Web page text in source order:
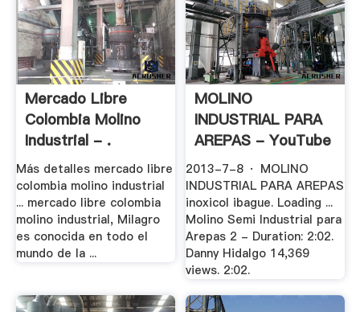
Mercado Libre
Colombia Molino
Industrial - .
Más detalles mercado libre
colombia molino industrial
... mercado libre colombia
molino industrial, Milagro
es conocida en todo el
mundo de la ...
MOLINO
INDUSTRIAL PARA
AREPAS - YouTube
2013-7-8 · MOLINO
INDUSTRIAL PARA AREPAS
inoxicol ibague. Loading ...
Molino Semi Industrial para
Arepas 2 - Duration: 2:02.
Danny Hidalgo 14,369
views. 2:02.